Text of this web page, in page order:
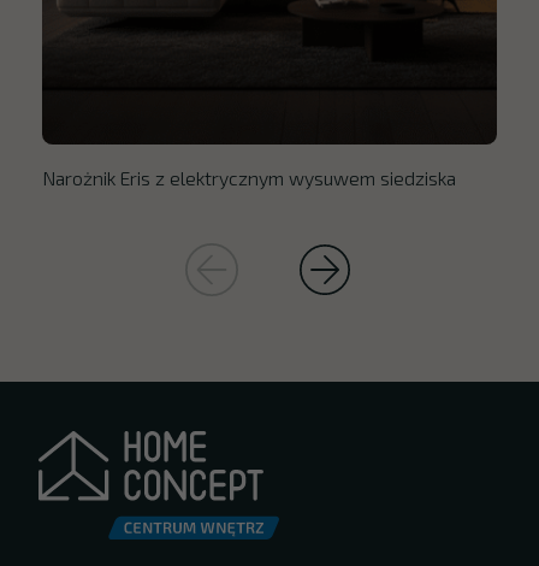
Narożnik Eris z elektrycznym wysuwem siedziska